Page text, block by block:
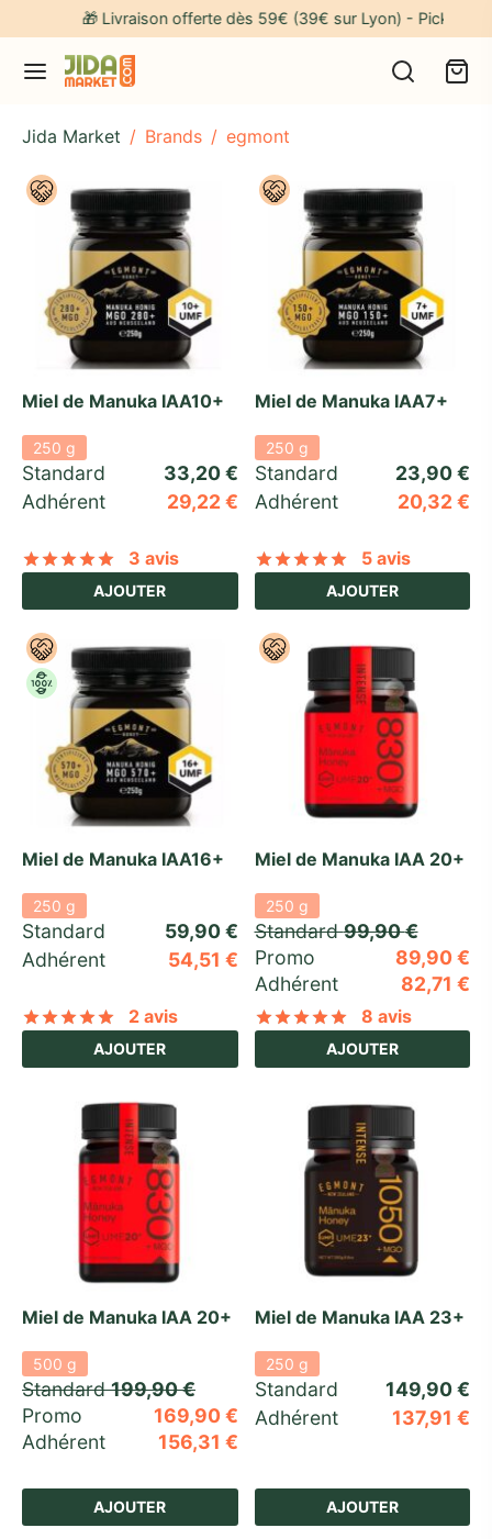
🎁 Livraison offerte dès 59€ (39€ sur Lyon) - Pick-up
Jida Market / Brands / egmont
Miel de Manuka IAA10+
250 g
Standard 33,20€
Adhérent
29,22€
Notésur 5 basé sur3notations client
3 avis
AJOUTER
Miel de Manuka IAA7+
250 g
Standard 23,90€
Adhérent
20,32€
Notésur 5
5 avis
AJOUTER
Miel de Manuka IAA16+
250 g
Standard 59,90€
Adhérent
54,51 €
Notésur 5 basé sur2notations client
2 avis
AJOUTER
Miel de Manuka IAA 20+
250 g
Standard 99,90€
Promo
89,90€
Adhérent
82,71 €
Notésur 5
8 avis
AJOUTER
Miel de Manuka IAA 20+
500 g
Standard 199,90€
Promo
169,90€
Adhérent
156,31 €
AJOUTER
Miel de Manuka IAA 23+
250 g
Standard 149,90€
Adhérent
137,91 €
AJOUTER